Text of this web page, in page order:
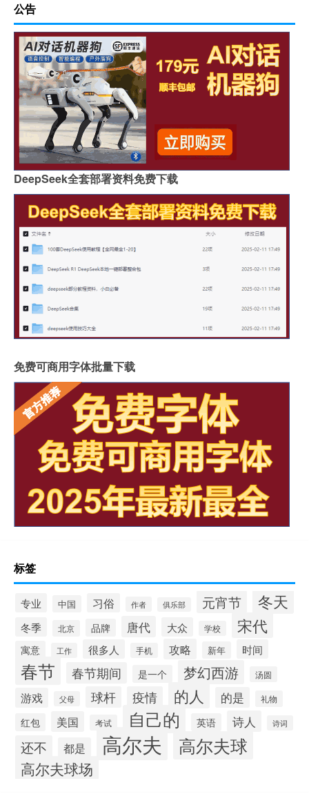
公告
DeepSeek全套部署资料免费下载
免费可商用字体批量下载
标签
专业 中国 习俗 作者 俱乐部 元宵节 冬天
冬季 北京 品牌 唐代 大众 学校 宋代
寓意 工作 很多人 手机 攻略 新年 时间
春节 春节期间 是一个 梦幻西游 汤圆
游戏 父母 球杆 疫情 的人 的是 礼物
红包 美国 考试 自己的 英语 诗人 诗词
还不 都是 高尔夫 高尔夫球
高尔夫球场